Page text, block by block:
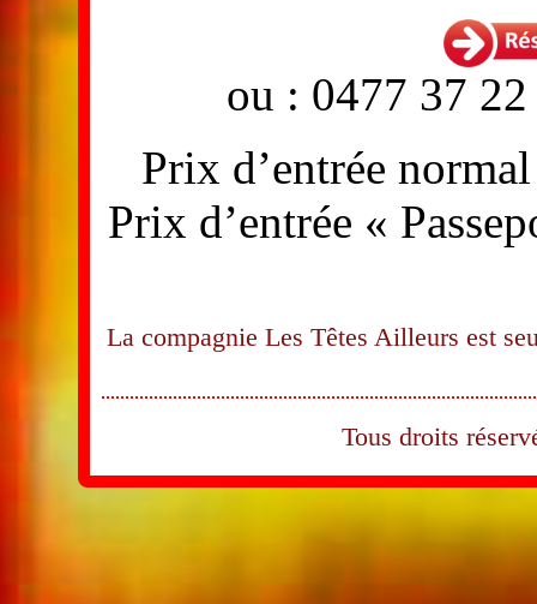
ou : 0477 37
Prix d’entrée
Prix d’entrée «
La compagnie Les Têtes Ailleurs est
Tous droits